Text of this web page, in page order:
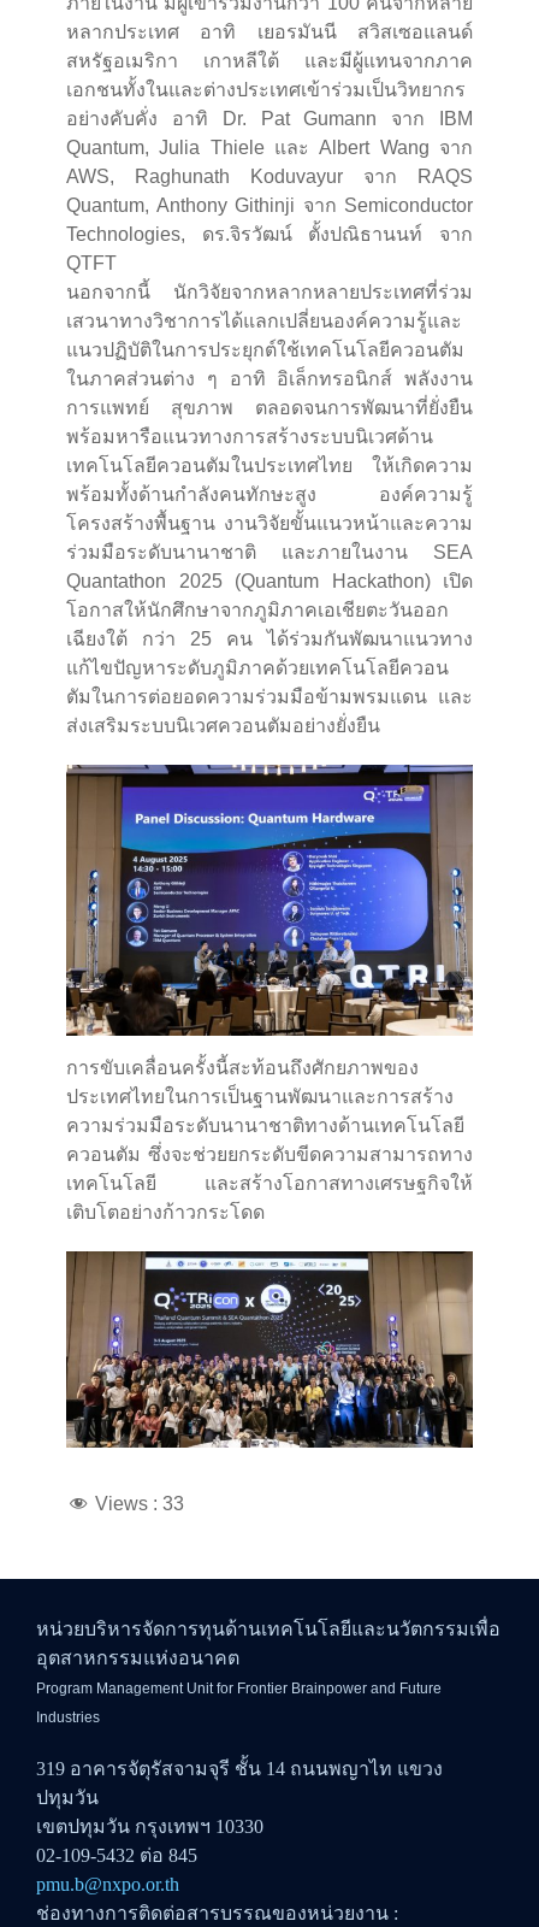
หลากประเทศ อาทิ เยอรมันนี สวิสเซอแลนด์
สหรัฐอเมริกา เกาหลีใต้ และมีผู้แทนจากภาค
เอกชนทั้งในและต่างประเทศเข้าร่วมเป็นวิทยากร
อย่างคับคั่ง อาทิ Dr. Pat Gumann จาก IBM
Quantum, Julia Thiele และ Albert Wang จาก
AWS, Raghunath Koduvayur จาก RAQS
Quantum, Anthony Githinji จาก Semiconductor
Technologies, ดร.จิรวัฒน์ ตั้งปณิธานนท์ จาก
QTFT
นอกจากนี้ นักวิจัยจากหลากหลายประเทศที่ร่วม
เสวนาทางวิชาการได้แลกเปลี่ยนองค์ความรู้และ
แนวปฏิบัติในการประยุกต์ใช้เทคโนโลยีควอนตัม
ในภาคส่วนต่าง ๆ อาทิ อิเล็กทรอนิกส์ พลังงาน
การแพทย์ สุขภาพ ตลอดจนการพัฒนาที่ยั่งยืน
พร้อมหารือแนวทางการสร้างระบบนิเวศด้าน
เทคโนโลยีควอนตัมในประเทศไทย ให้เกิดความ
พร้อมทั้งด้านกำลังคนทักษะสูง องค์ความรู้
โครงสร้างพื้นฐาน งานวิจัยขั้นแนวหน้าและความ
ร่วมมือระดับนานาชาติ และภายในงาน SEA
Quantathon 2025 (Quantum Hackathon) เปิด
โอกาสให้นักศึกษาจากภูมิภาคเอเชียตะวันออก
เฉียงใต้ กว่า 25 คน ได้ร่วมกันพัฒนาแนวทาง
แก้ไขปัญหาระดับภูมิภาคด้วยเทคโนโลยีควอน
ตัมในการต่อยอดความร่วมมือข้ามพรมแดน และ
ส่งเสริมระบบนิเวศควอนตัมอย่างยั่งยืน
การขับเคลื่อนครั้งนี้สะท้อนถึงศักยภาพของ
ประเทศไทยในการเป็นฐานพัฒนาและการสร้าง
ความร่วมมือระดับนานาชาติทางด้านเทคโนโลยี
ควอนตัม ซึ่งจะช่วยยกระดับขีดความสามารถทาง
เทคโนโลยี และสร้างโอกาสทางเศรษฐกิจให้
เติบโตอย่างก้าวกระโดด
Views : 33
หน่วยบริหารจัดการทุนด้านเทคโนโลยีและนวัตกรรมเพื่อ
อุตสาหกรรมแห่งอนาคต
Program Management Unit for Frontier Brainpower and Future
Industries
319 อาคารจัตุรัสจามจุรี ชั้น 14 ถนนพญาไท แขวง
ปทุมวัน
เขตปทุมวัน กรุงเทพฯ 10330
02-109-5432 ต่อ 845
pmu.b@nxpo.or.th
ช่องทางการติดต่อสารบรรณของหน่วยงาน :